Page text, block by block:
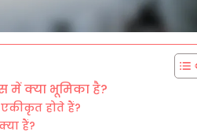
में क्या भूमिका है?
एकीकृत होते हैं?
हैं?